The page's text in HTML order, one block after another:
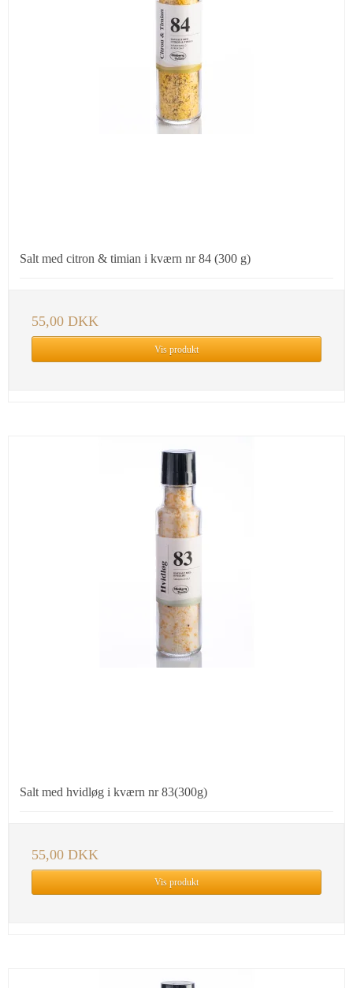
Salt med citron & timian i kværn nr 84 (300 g)
55,00 DKK
Vis produkt
Salt med hvidløg i kværn nr 83(300g)
55,00 DKK
Vis produkt